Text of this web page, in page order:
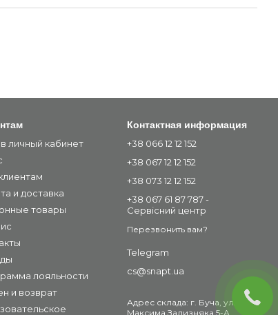
личный кабинет
и доставка
товары
лояльности
и возврат
Контактная информация
+38 066 12 12 152
+38 067 12 12 152
+38 073 12 12 152
+38 067 61 87 787 -
Сервісний центр
Перезвонить вам?
Telegram
cs@snapt.ua
Адрес склада: г. Буча, ул.
Максима Зализняка 5-А